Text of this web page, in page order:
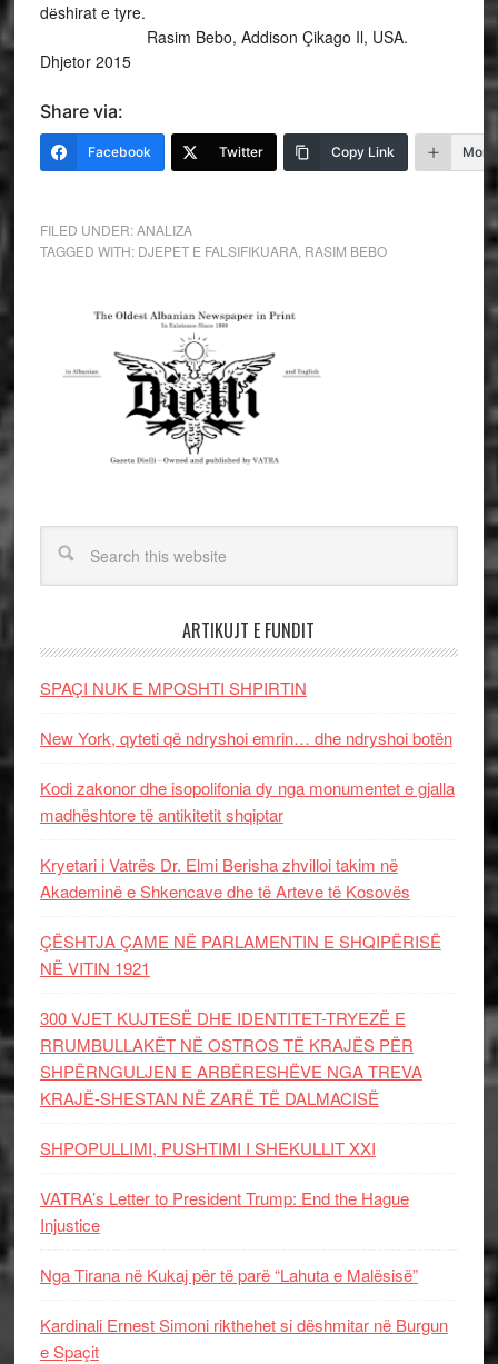
dёshirat e tyre.
Rasim Bebo, Addison Çikago Il, USA.
Dhjetor 2015
Share via:
Facebook Twitter Copy Link More
FILED UNDER:ANALIZA
TAGGED WITH: DJEPET E FALSIFIKUARA, RASIM BEBO
ARTIKUJT E FUNDIT
SPAÇI NUK E MPOSHTI SHPIRTIN
New York, qyteti që ndryshoi emrin… dhe ndryshoi botën
Kodi zakonor dhe isopolifonia dy nga monumentet e gjalla
madhështore të antikitetit shqiptar
Kryetari i Vatrës Dr. Elmi Berisha zhvilloi takim në
Akademinë e Shkencave dhe të Arteve të Kosovës
ÇËSHTJA ÇAME NË PARLAMENTIN E SHQIPËRISË
NË VITIN 1921
300 VJET KUJTESË DHE IDENTITET-TRYEZË E
RRUMBULLAKËT NË OSTROS TË KRAJËS PËR
SHPËRNGULJEN E ARBËRESHËVE NGA TREVA
KRAJË-SHESTAN NË ZARË TË DALMACISË
SHPOPULLIMI, PUSHTIMI I SHEKULLIT XXI
VATRA’s Letter to President Trump: End the Hague
Injustice
Nga Tirana në Kukaj për të parë “Lahuta e Malësisë”
Kardinali Ernest Simoni rikthehet si dëshmitar në Burgun
e Spaçit